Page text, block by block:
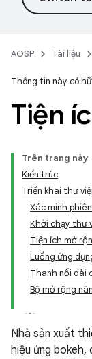
AOSP Tài liệu
Thông tin này có
Tiện
Trên trang này
Kiến trúc
Triển khai thư
Xác minh
Khởi chạy thư
Tiện ích mở
Luồng ứng
Thanh nối dài
Bộ mở rộng
Nhà sản xuất
hiệu ứng bokeh,